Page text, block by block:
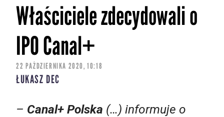
Właściciele zdecydowali o
IPO Canal+
22 PAŹDZIERNIKA 2020, 10:18
ŁUKASZ DEC
– Canal+ Polska (…) informuje o